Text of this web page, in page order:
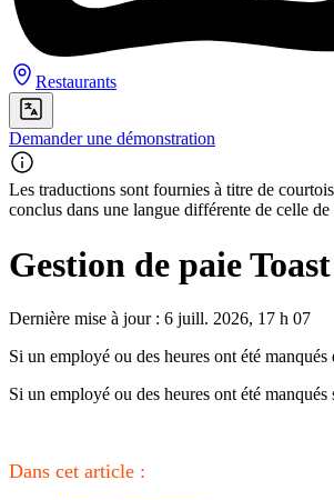
Restaurants
Demander une démonstration
Les traductions sont fournies à titre de
conclus dans une langue différente de celle
Gestion de paie
Dernière mise à jour : 6 juill. 2026, 17 h 07
Si un employé ou des heures ont été
Si un employé ou des heures ont été
Dans cet article :